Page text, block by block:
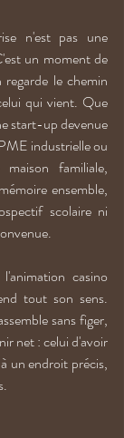
n'est pas une
un moment de
le chemin
qui vient. Que
start-up devenue
industrielle ou
familiale,
ensemble,
scolaire ni
casino
tout son sens.
sans figer,
net : celui d'avoir
un endroit précis,